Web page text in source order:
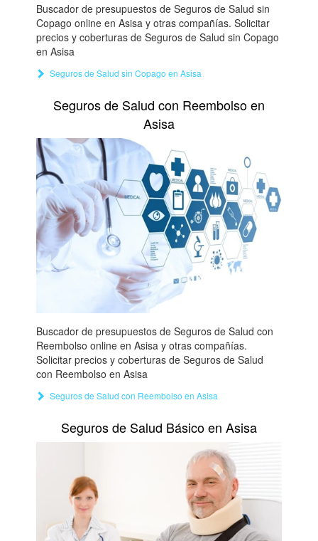
Buscador de presupuestos de Seguros de Salud sin
Copago online en Asisa y otras compañías. Solicitar
precios y coberturas de Seguros de Salud sin Copago
en Asisa
Seguros de Salud sin Copago en Asisa
Seguros de Salud con Reembolso en
Asisa
Buscador de presupuestos de Seguros de Salud con
Reembolso online en Asisa y otras compañías.
Solicitar precios y coberturas de Seguros de Salud
con Reembolso en Asisa
Seguros de Salud con Reembolso en Asisa
Seguros de Salud Básico en Asisa